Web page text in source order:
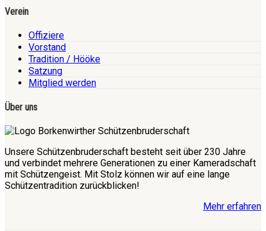
Verein
Offiziere
Vorstand
Tradition / Hööke
Satzung
Mitglied werden
Über uns
Unsere Schützenbruderschaft besteht seit über 230 Jahre
und verbindet mehrere Generationen zu einer Kameradschaft
mit Schützengeist. Mit Stolz können wir auf eine lange
Schützentradition zurückblicken!
Mehr erfahren